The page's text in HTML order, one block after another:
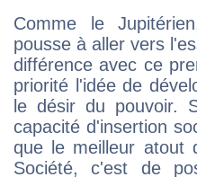
Comme le
pousse à aller vers
différence avec ce
priorité l'idée de
le désir du pouvoir.
capacité d'insertion
que le meilleur atout
Société, c'est de